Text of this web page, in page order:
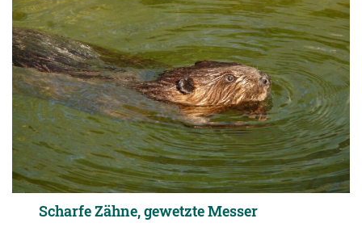
Scharfe Zähne, gewetzte Messer